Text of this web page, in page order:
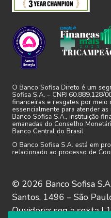
Navegação”).
3.3. O Sofisa poderá
ou outro instrumento
validação da
Aplicativo,
preferências.
3.4. O Sofisa preserva
Usuários e não
dados e informações
próprio Usuário, por
ordem judicial. As
Usuários serão
O Banco Sofisa Direto é um
Sofisa S.A. – CNPJ 60.889.128/
financeiras e resgates por meio
essencialmente para atender
Banco Sofisa S.A., instituição
emanadas do Conselho
Banco Central do Brasil.
O Banco Sofisa S.A. está em
relacionado ao processo de
© 2026 Banco Sofisa
Santos, 1496 – São
Ouvidoria: seg a sexta |